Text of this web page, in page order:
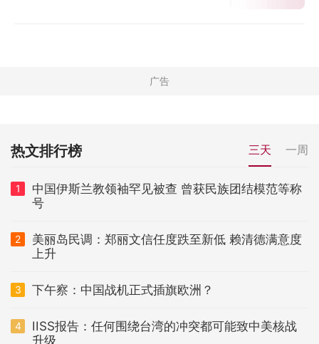
热文排行榜 三天 一周
1
中国伊斯兰教领袖罕见被查 曾获民族团结模范等称
号
2
美丽岛民调：郑丽文信任度跌至新低 赖清德满意度
上升
3 下午察：中国战机正式插旗欧洲？
4
IISS报告：任何围绕台湾的冲突都可能致中美核战
升级